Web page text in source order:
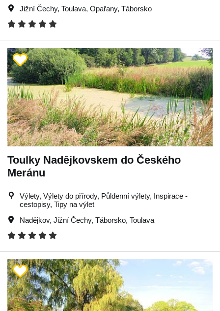
Jižní Čechy, Toulava, Opařany, Táborsko
Toulky Nadějkovskem do Českého
Meránu
Výlety, Výlety do přírody, Půldenní výlety, Inspirace -
cestopisy, Tipy na výlet
Nadějkov, Jižní Čechy, Táborsko, Toulava